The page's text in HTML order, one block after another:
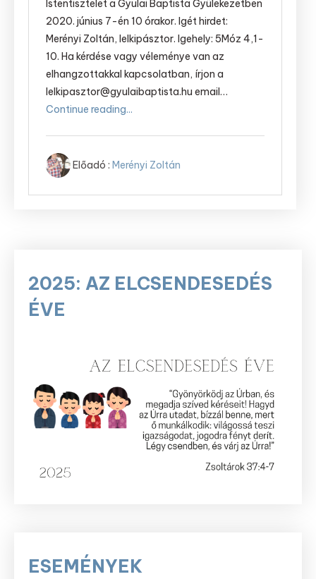
Istentisztelet a Gyulai Baptista Gyülekezetben
2020. június 7-én 10 órakor. Igét hirdet:
Merényi Zoltán, lelkipásztor. Igehely: 5Móz 4,1-
10. Ha kérdése vagy véleménye van az
elhangzottakkal kapcsolatban, írjon a
lelkipasztor@gyulaibaptista.hu email…
Continue reading...
Előadó : Merényi Zoltán
2025: AZ ELCSENDESEDÉS
ÉVE
ESEMÉNYEK